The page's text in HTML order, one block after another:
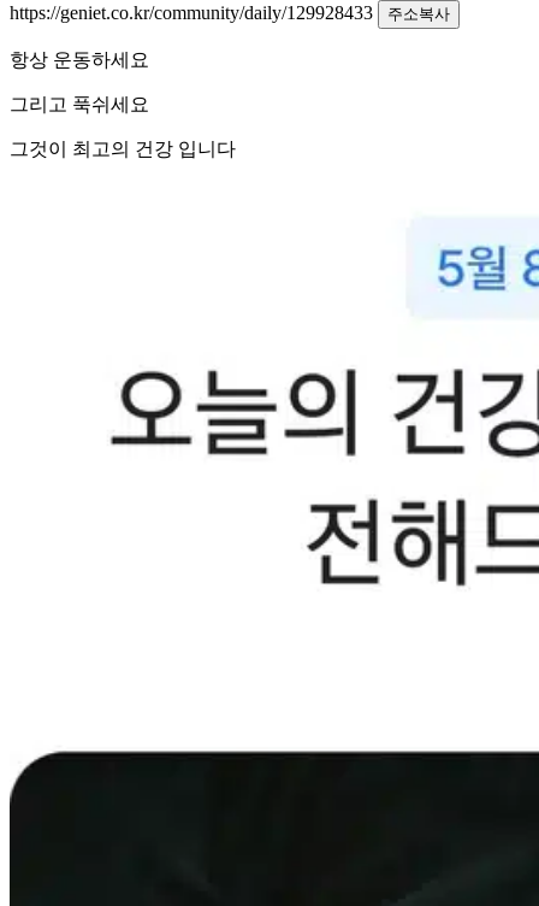
https://geniet.co.kr/community/daily/129928433
주소복사
항상 운동하세요
그리고 푹쉬세요
그것이 최고의 건강 입니다